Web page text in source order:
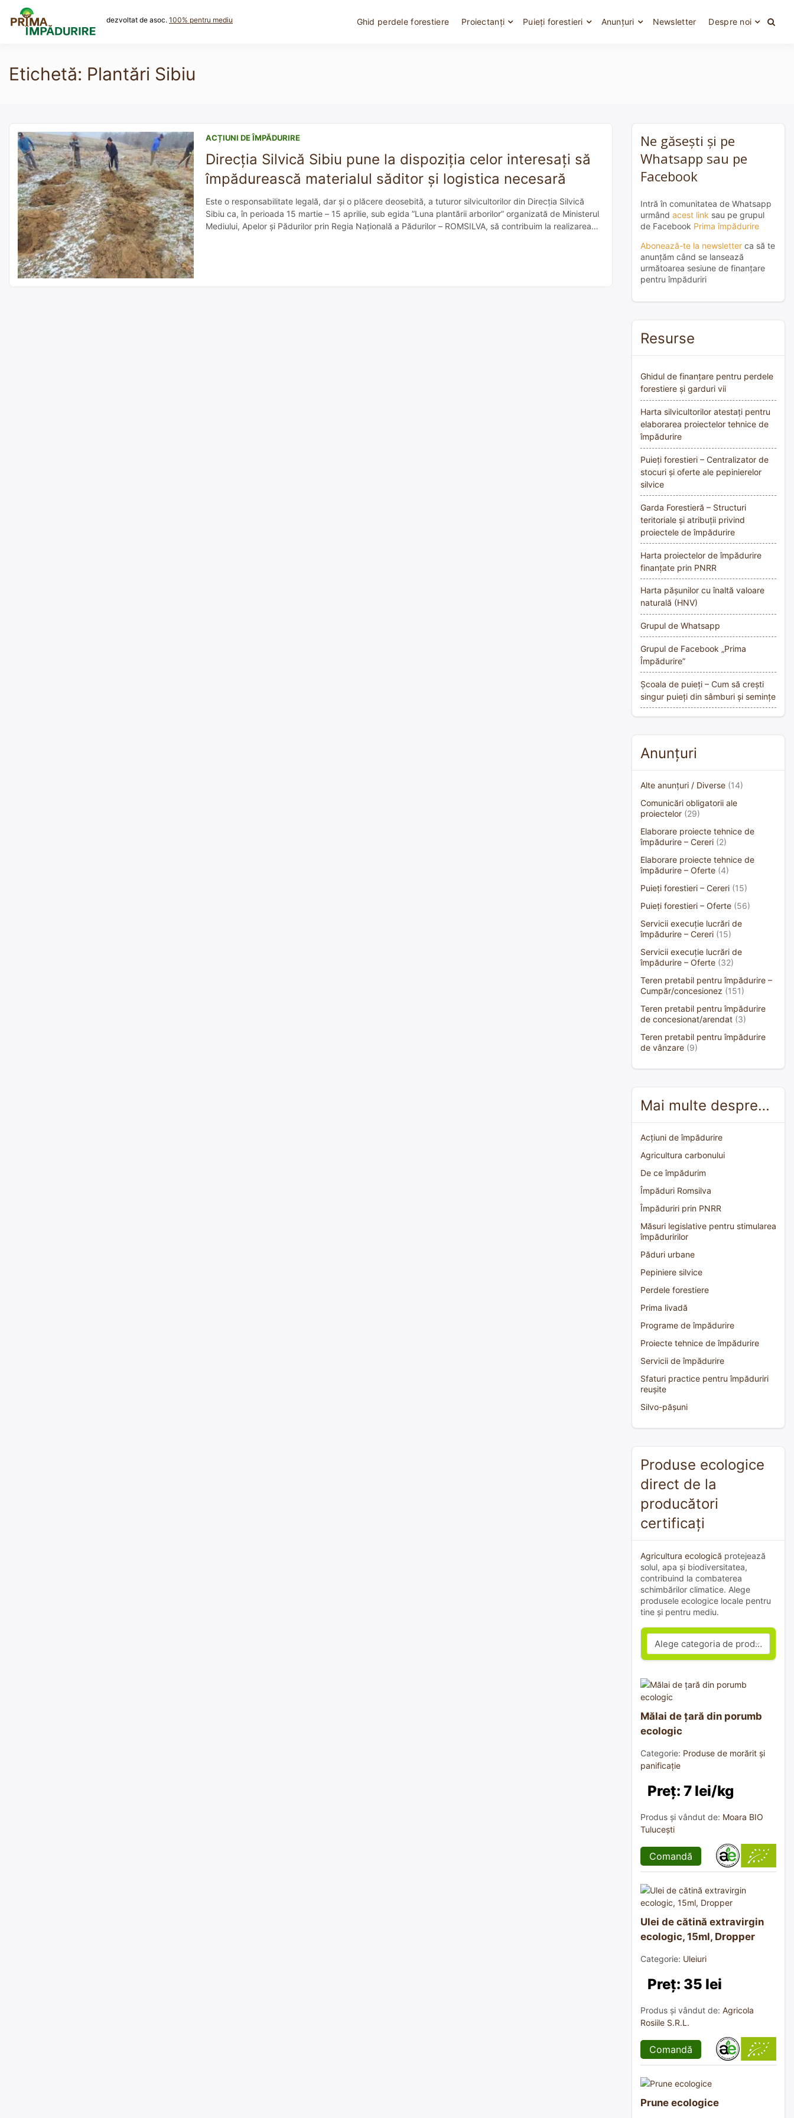
content
dezvoltat de asoc. 100% pentru mediu Ghid perdele forestiere Proiectanți Puieți forestieri Anunțuri Newsletter Despre noi
Etichetă: Plantări Sibiu
ACȚIUNI DE ÎMPĂDURIRE
Direcția Silvică Sibiu pune la dispoziția celor interesați să
împădurească materialul săditor şi logistica necesară
Este o responsabilitate legală, dar și o plăcere deosebită, a tuturor silvicultorilor din Direcția Silvică
Sibiu ca, în perioada 15 martie – 15 aprilie, sub egida ”Luna plantării arborilor” organizată de Ministerul
Mediului, Apelor și Pădurilor prin Regia Națională a Pădurilor – ROMSILVA, să contribuim la realizarea
Ne găsești și pe
Whatsapp sau pe
Facebook
Intră în comunitatea de Whatsapp
urmând acest link sau pe grupul
de Facebook Prima împădurire
Abonează-te la newsletter ca să te
anunțăm când se lansează
următoarea sesiune de finanțare
pentru împăduriri
Resurse
Ghidul de finanțare pentru perdele
forestiere și garduri vii
Harta silvicultorilor atestați pentru
elaborarea proiectelor tehnice de
împădurire
Puieți forestieri – Centralizator de
stocuri și oferte ale pepinierelor
silvice
Garda Forestieră – Structuri
teritoriale și atribuții privind
proiectele de împădurire
Harta proiectelor de împădurire
finanțate prin PNRR
Harta pășunilor cu înaltă valoare
naturală (HNV)
Grupul de Whatsapp
Grupul de Facebook „Prima
Împădurire”
Școala de puieți – Cum să crești
singur puieți din sâmburi și semințe
Anunțuri
Alte anunțuri / Diverse (14)
Comunicări obligatorii ale
proiectelor (29)
Elaborare proiecte tehnice de
împădurire – Cereri (2)
Elaborare proiecte tehnice de
împădurire – Oferte (4)
Puieți forestieri – Cereri (15)
Puieți forestieri – Oferte (56)
Servicii execuție lucrări de
împădurire – Cereri (15)
Servicii execuție lucrări de
împădurire – Oferte (32)
Teren pretabil pentru împădurire –
Cumpăr/concesionez (151)
Teren pretabil pentru împădurire
de concesionat/arendat (3)
Teren pretabil pentru împădurire
de vânzare (9)
Mai multe despre…
Acțiuni de împădurire
Agricultura carbonului
De ce împădurim
Împăduri Romsilva
Împăduriri prin PNRR
Măsuri legislative pentru stimularea
împăduririlor
Păduri urbane
Pepiniere silvice
Perdele forestiere
Prima livadă
Programe de împădurire
Proiecte tehnice de împădurire
Servicii de împădurire
Sfaturi practice pentru împăduriri
reușite
Silvo-pășuni
Produse ecologice
direct de la
producători
certificați
Agricultura ecologică protejează
solul, apa și biodiversitatea,
contribuind la combaterea
schimbărilor climatice. Alege
produsele ecologice locale pentru
tine și pentru mediu.
Mălai de țară din porumb
ecologic
Categorie: Produse de morărit și
panificație
Preț: 7 lei/kg
Produs și vândut de: Moara BIO
Tulucești
Comandă
Ulei de cătină extravirgin
ecologic, 15ml, Dropper
Categorie: Uleiuri
Preț: 35 lei
Produs și vândut de: Agricola
Rosiile S.R.L.
Comandă
Prune ecologice